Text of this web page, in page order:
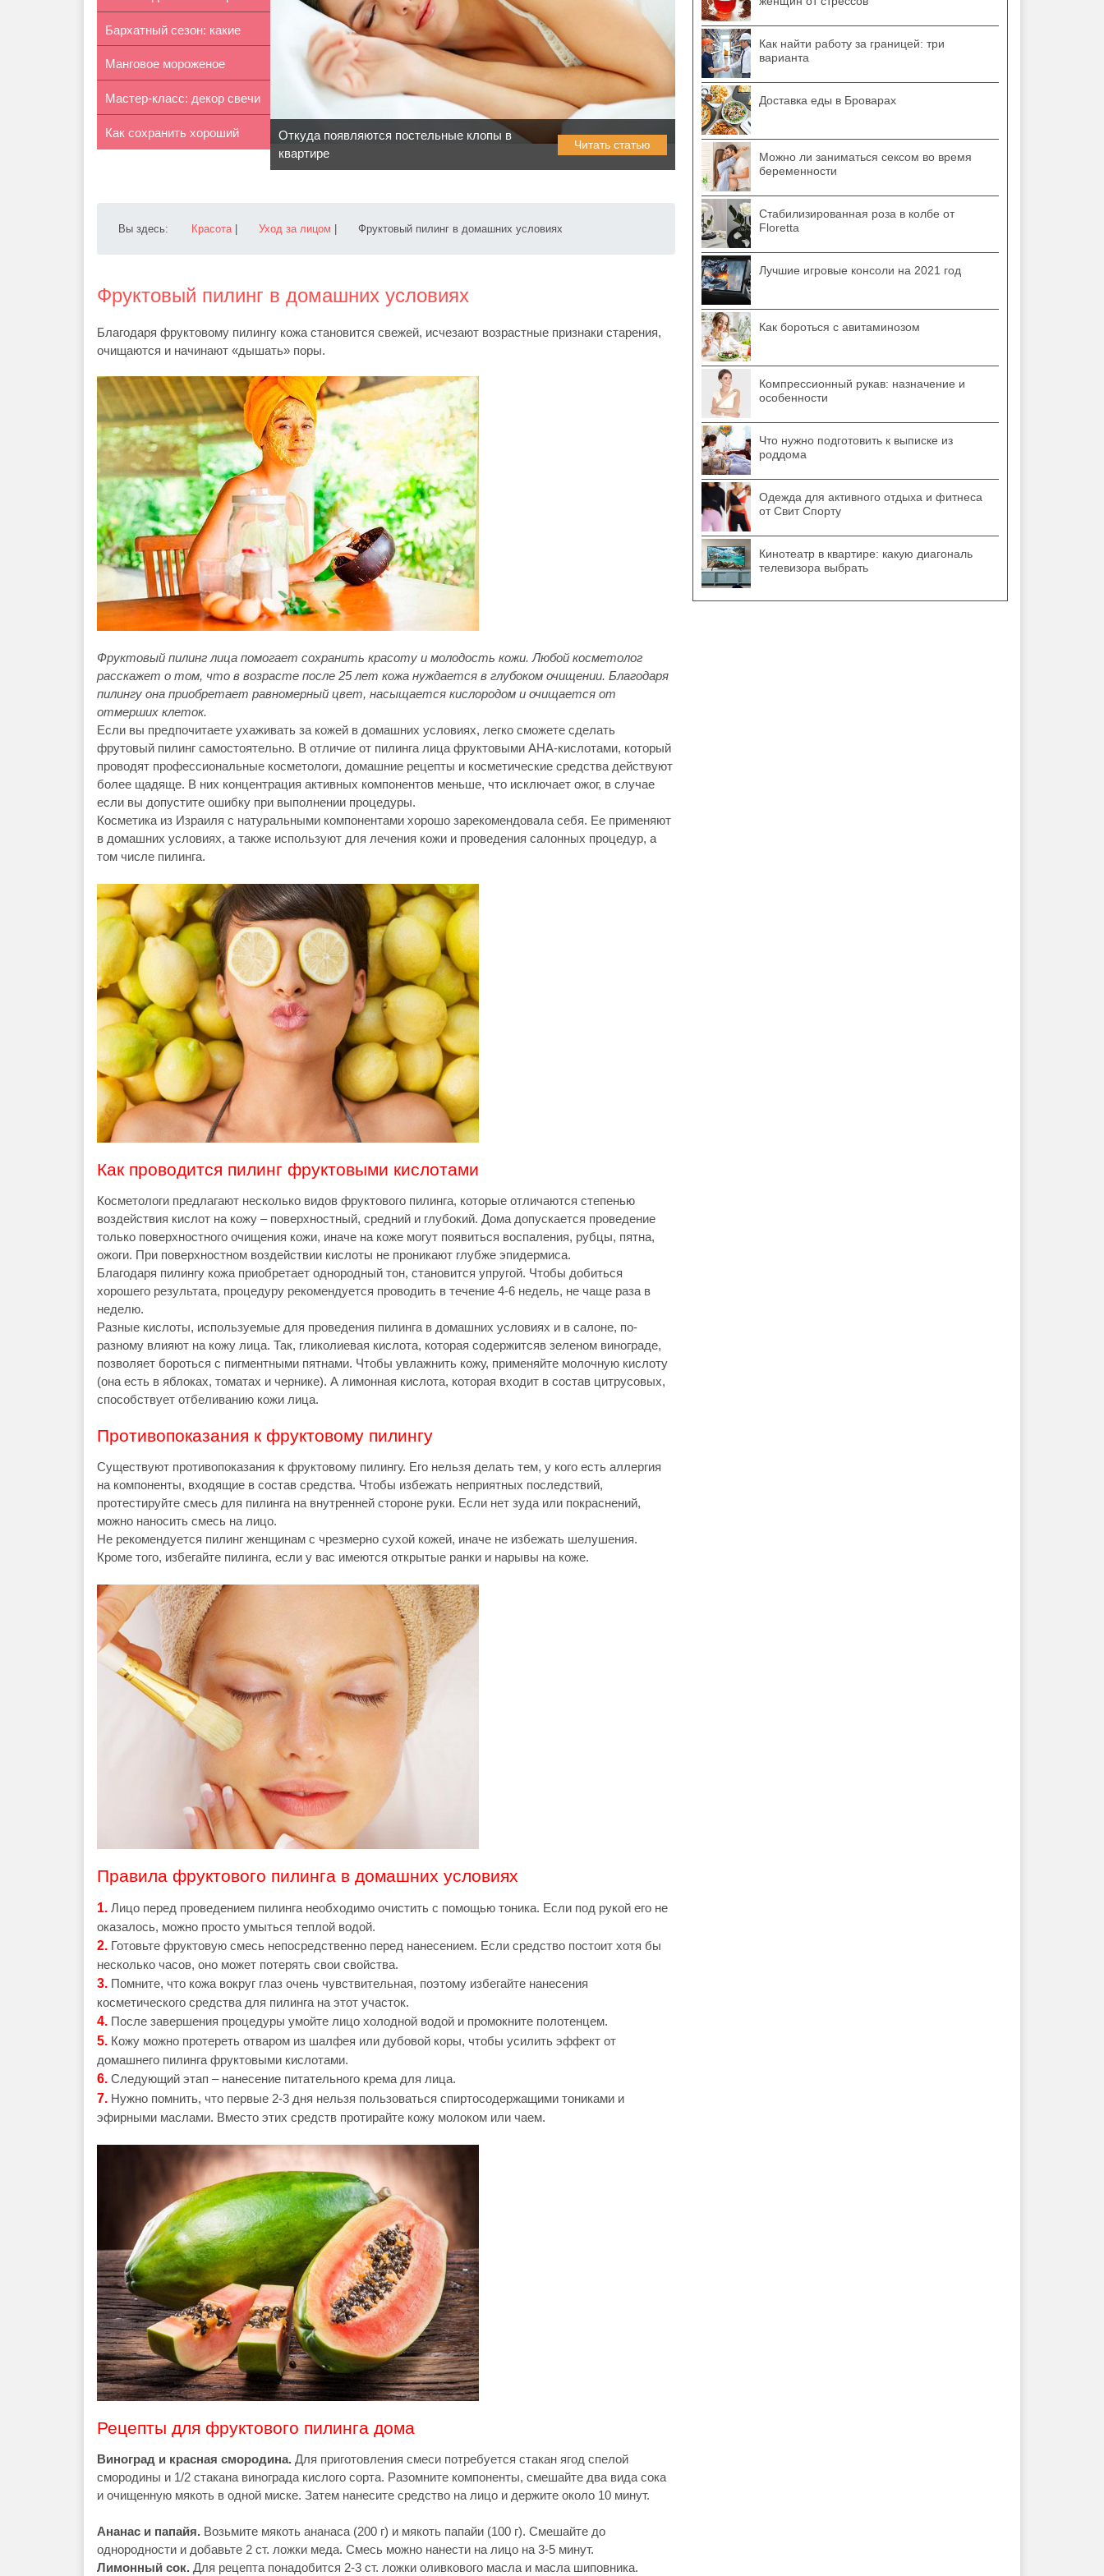
серебра
Бархатный сезон: какие
купальни...
Манговое мороженое
своими руками
Мастер-класс: декор свечи
кофей...
Как сохранить хороший
Откуда появляются постельные клопы в
квартире
Читать статью
Вы здесь: Красота Уход за лицом Фруктовый пилинг в домашних условиях
Фруктовый пилинг в домашних условиях
Благодаря фруктовому пилингу кожа становится свежей, исчезают возрастные признаки старения,
очищаются и начинают «дышать» поры.
Фруктовый пилинг лица помогает сохранить красоту и молодость кожи. Любой косметолог
расскажет о том, что в возрасте после 25 лет кожа нуждается в глубоком очищении. Благодаря
пилингу она приобретает равномерный цвет, насыщается кислородом и очищается от
отмерших клеток.
Если вы предпочитаете ухаживать за кожей в домашних условиях, легко сможете сделать
фрутовый пилинг самостоятельно. В отличие от пилинга лица фруктовыми AHA-кислотами, который
проводят профессиональные косметологи, домашние рецепты и косметические средства действуют
более щадяще. В них концентрация активных компонентов меньше, что исключает ожог, в случае
если вы допустите ошибку при выполнении процедуры.
Косметика из Израиля с натуральными компонентами хорошо зарекомендовала себя. Ее применяют
в домашних условиях, а также используют для лечения кожи и проведения салонных процедур, а
том числе пилинга.
Как проводится пилинг фруктовыми кислотами
Косметологи предлагают несколько видов фруктового пилинга, которые отличаются степенью
воздействия кислот на кожу – поверхностный, средний и глубокий. Дома допускается проведение
только поверхностного очищения кожи, иначе на коже могут появиться воспаления, рубцы, пятна,
ожоги. При поверхностном воздействии кислоты не проникают глубже эпидермиса.
Благодаря пилингу кожа приобретает однородный тон, становится упругой. Чтобы добиться
хорошего результата, процедуру рекомендуется проводить в течение 4-6 недель, не чаще раза в
неделю.
Разные кислоты, используемые для проведения пилинга в домашних условиях и в салоне, по-
разному влияют на кожу лица. Так, гликолиевая кислота, которая содержитсяв зеленом винограде,
позволяет бороться с пигментными пятнами. Чтобы увлажнить кожу, применяйте молочную кислоту
(она есть в яблоках, томатах и чернике). А лимонная кислота, которая входит в состав цитрусовых,
способствует отбеливанию кожи лица.
Противопоказания к фруктовому пилингу
Существуют противопоказания к фруктовому пилингу. Его нельзя делать тем, у кого есть аллергия
на компоненты, входящие в состав средства. Чтобы избежать неприятных последствий,
протестируйте смесь для пилинга на внутренней стороне руки. Если нет зуда или покраснений,
можно наносить смесь на лицо.
Не рекомендуется пилинг женщинам с чрезмерно сухой кожей, иначе не избежать шелушения.
Кроме того, избегайте пилинга, если у вас имеются открытые ранки и нарывы на коже.
Правила фруктового пилинга в домашних условиях
1. Лицо перед проведением пилинга необходимо очистить с помощью тоника. Если под рукой его не
оказалось, можно просто умыться теплой водой.
2. Готовьте фруктовую смесь непосредственно перед нанесением. Если средство постоит хотя бы
несколько часов, оно может потерять свои свойства.
3. Помните, что кожа вокруг глаз очень чувствительная, поэтому избегайте нанесения
косметического средства для пилинга на этот участок.
4. После завершения процедуры умойте лицо холодной водой и промокните полотенцем.
5. Кожу можно протереть отваром из шалфея или дубовой коры, чтобы усилить эффект от
домашнего пилинга фруктовыми кислотами.
6. Следующий этап – нанесение питательного крема для лица.
7. Нужно помнить, что первые 2-3 дня нельзя пользоваться спиртосодержащими тониками и
эфирными маслами. Вместо этих средств протирайте кожу молоком или чаем.
Рецепты для фруктового пилинга дома
Виноград и красная смородина. Для приготовления смеси потребуется стакан ягод спелой
смородины и 1/2 стакана винограда кислого сорта. Разомните компоненты, смешайте два вида сока
и очищенную мякоть в одной миске. Затем нанесите средство на лицо и держите около 10 минут.
Ананас и папайя. Возьмите мякоть ананаса (200 г) и мякоть папайи (100 г). Смешайте до
однородности и добавьте 2 ст. ложки меда. Смесь можно нанести на лицо на 3-5 минут.
Лимонный сок. Для рецепта понадобится 2-3 ст. ложки оливкового масла и масла шиповника.
Как найти работу за границей: три
варианта
Доставка еды в Броварах
Можно ли заниматься сексом во время
беременности
Стабилизированная роза в колбе от
Floretta
Лучшие игровые консоли на 2021 год
Как бороться с авитаминозом
Компрессионный рукав: назначение и
особенности
Что нужно подготовить к выписке из
роддома
Одежда для активного отдыха и фитнеса
от Свит Спорту
Кинотеатр в квартире: какую диагональ
телевизора выбрать